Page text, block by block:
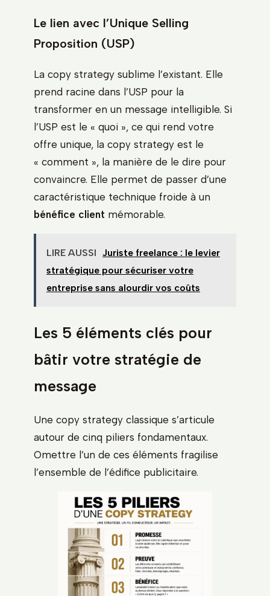
Le lien avec l’Unique Selling
Proposition (USP)
La copy strategy sublime l’existant. Elle
prend racine dans l’USP pour la
transformer en un message intelligible. Si
l’USP est le « quoi », ce qui rend votre
offre unique, la copy strategy est le
« comment », la manière de le dire pour
convaincre. Elle permet de passer d’une
caractéristique technique froide à un
bénéfice client mémorable.
LIRE AUSSI Juriste freelance : le levier
stratégique pour sécuriser votre
entreprise sans alourdir vos coûts
Les 5 éléments clés pour
bâtir votre stratégie de
message
Une copy strategy classique s’articule
autour de cinq piliers fondamentaux.
Omettre l’un de ces éléments fragilise
l’ensemble de l’édifice publicitaire.